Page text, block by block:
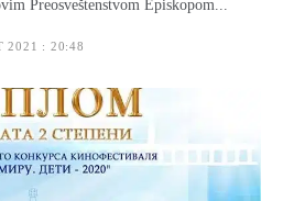
Preosveštenstvom Episkopom...
2021 : 20:48